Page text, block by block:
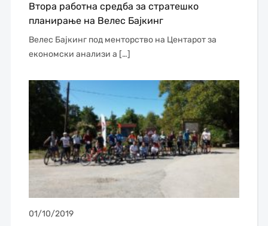
Втора работна средба за стратешко
планирање на Велес Бајкинг
Велес Бајкинг под менторство на Центарот за
економски анализи а […]
01/10/2019